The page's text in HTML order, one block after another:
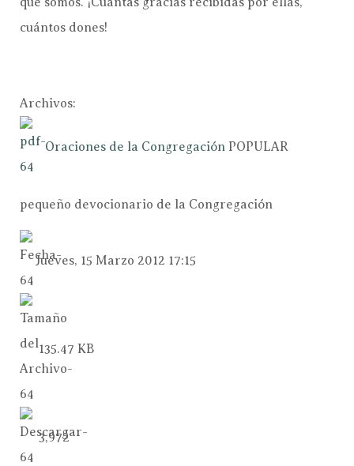
cuántos dones!
Archivos:
Oraciones de la Congregación POPULAR
pequeño devocionario de la Congregación
Jueves, 15 Marzo 2012 17:15
135.47 KB
3,972